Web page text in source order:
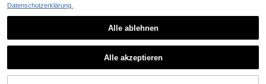
THE POWERPUFF GIRLS
THE POWERPUFF GIRLS X SHEIN
THE POWERPUFF GIRLS X SHEIN B
1
Datenschutzerklärung.
Alle ablehnen
Alle akzeptieren